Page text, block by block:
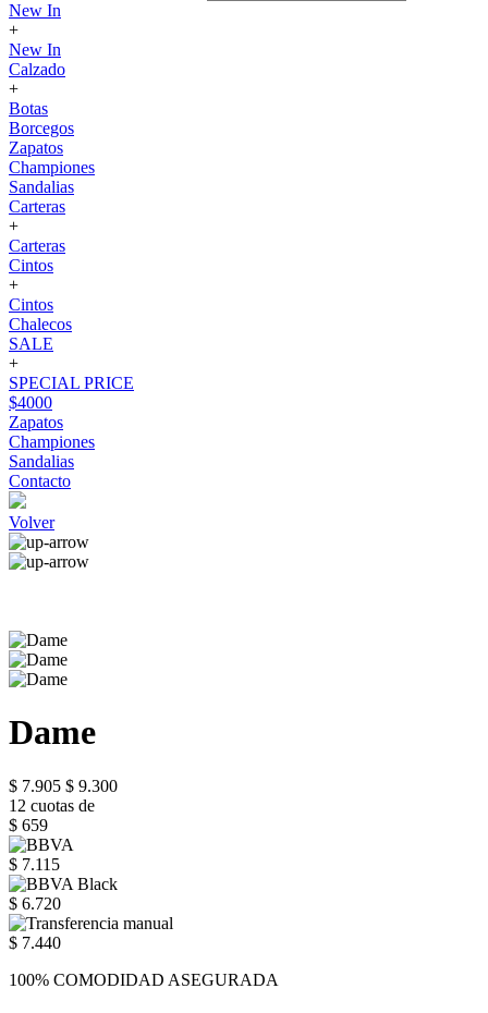
New In
+
New In
Calzado
+
Botas
Borcegos
Zapatos
Championes
Sandalias
Carteras
+
Carteras
Cintos
+
Cintos
Chalecos
SALE
+
SPECIAL PRICE
$4000
Zapatos
Championes
Sandalias
Contacto
Volver
Dame
$ 7.905 $ 9.300
12 cuotas de
$ 659
$ 7.115
$ 6.720
$ 7.440
100% COMODIDAD ASEGURADA